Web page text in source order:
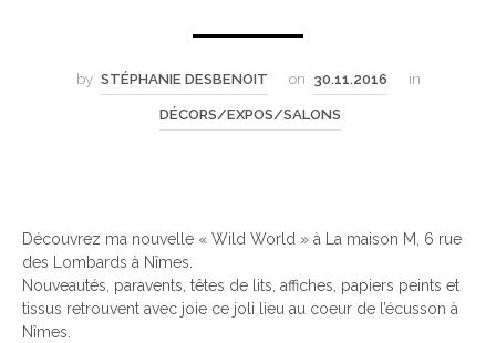
by STÉPHANIE DESBENOIT on 30.11.2016 in
DÉCORS/EXPOS/SALONS
Découvrez ma nouvelle « Wild World » à La maison M, 6 rue
des Lombards à Nîmes.
Nouveautés, paravents, têtes de lits, affiches, papiers peints et
tissus retrouvent avec joie ce joli lieu au coeur de l’écusson à
Nîmes.